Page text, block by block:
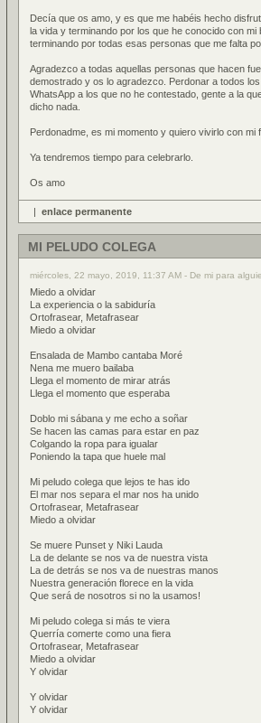
Decía que os amo, y es que me habéis hecho
la vida y terminando por los que he conocido con
terminando por todas esas personas que me falta
Agradezco a todas aquellas personas que hacen
demostrado y os lo agradezco. Perdonar a todos
WhatsApp a los que no he contestado, gente a la
dicho nada.
Perdonadme, es mi momento y quiero vivirlo con mi
Ya tendremos tiempo para celebrarlo.
Os amo
| enlace permanente
MI PELUDO COLEGA
miércoles, 22 mayo, 2019, 11:37 AM - De mi para
Miedo a olvidar
La experiencia o la sabiduría
Ortofrasear, Metafrasear
Miedo a olvidar
Ensalada de Mambo cantaba Moré
Nena me muero bailaba
Llega el momento de mirar atrás
Llega el momento que esperaba
Doblo mi sábana y me echo a soñar
Se hacen las camas para estar en paz
Colgando la ropa para igualar
Poniendo la tapa que huele mal
Mi peludo colega que lejos te has ido
El mar nos separa el mar nos ha unido
Ortofrasear, Metafrasear
Miedo a olvidar
Se muere Punset y Niki Lauda
La de delante se nos va de nuestra vista
La de detrás se nos va de nuestras manos
Nuestra generación florece en la vida
Que será de nosotros si no la usamos!
Mi peludo colega si más te viera
Querría comerte como una fiera
Ortofrasear, Metafrasear
Miedo a olvidar
Y olvidar
Y olvidar
Y olvidar